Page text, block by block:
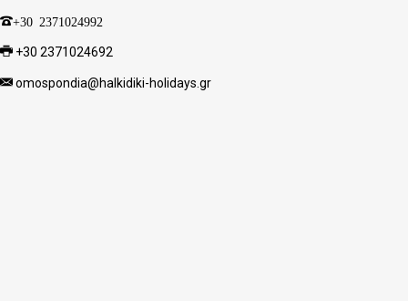
+30 2371024992
+30 2371024692
omospondia@halkidiki-holidays.gr